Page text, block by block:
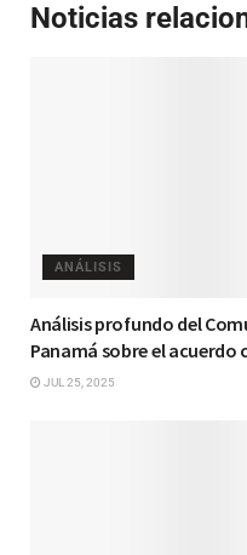
Noticias
ANÁLISIS
Análisis profundo del
Panamá sobre el acuerdo
JUL 25, 2025